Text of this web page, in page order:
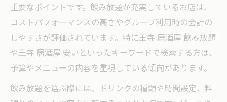
重要なポイントです。飲み放題が充実しているお店は、
コストパフォーマンスの高さやグループ利用時の会計の
しやすさが評価されています。特に王寺 居酒屋 飲み放題
や王寺 居酒屋 安いといったキーワードで検索する方は、
予算やメニューの内容を重視している傾向があります。
飲み放題を選ぶ際には、ドリンクの種類や時間設定、料